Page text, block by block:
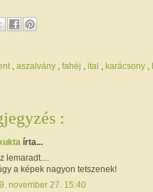
aszalvány fahéj ital karácsony
:
írta...
lemaradt....
a képek nagyon tetszenek!
november 27. 15:40